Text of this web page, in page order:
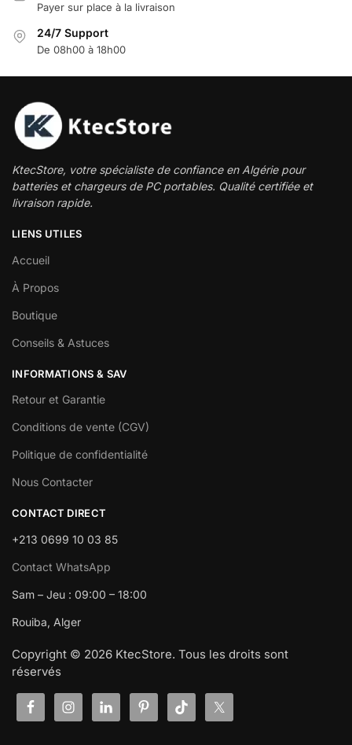
Payer sur place à la livraison
24/7 Support
De 08h00 à 18h00
KtecStore, votre spécialiste de confiance en Algérie pour
batteries et chargeurs de PC portables. Qualité certifiée et
livraison rapide.
LIENS UTILES
Accueil
À Propos
Boutique
Conseils & Astuces
INFORMATIONS & SAV
Retour et Garantie
Conditions de vente (CGV)
Politique de confidentialité
Nous Contacter
CONTACT DIRECT
+213 0699 10 03 85
Contact WhatsApp
Sam – Jeu : 09:00 – 18:00
Rouiba, Alger
Copyright © 2026 KtecStore. Tous les droits sont
réservés